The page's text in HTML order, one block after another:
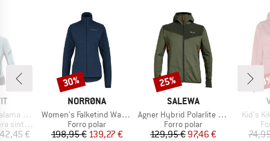
Jacket
€
MARCA
NORRØNA
Artículo
Women's Falketind Warm1 Jacket
Product group
Forro polar
Precio
198,95 €Precio reducido
139,27 €
Descuento
30%
MARCA
SALEWA
Artículo
Agner Hybrid Polarlite Durastretch Fullzip Hoody
Product group
Forro polar
Precio
129,95 €Precio reducido
97,46 €
Descuento
25%
Artículo
Kid's